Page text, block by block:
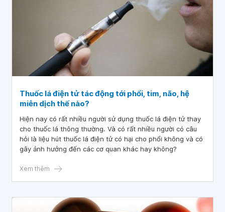
Thuốc lá điện tử tác động tới phổi, tim, não, hệ
miễn dịch thế nào?
Hiện nay có rất nhiều người sử dụng thuốc lá điện tử thay
cho thuốc lá thông thường. Và có rất nhiều người có câu
hỏi là liệu hút thuốc lá điện tử có hại cho phổi không và có
gây ảnh hưởng đến các cơ quan khác hay không?
Xem thêm